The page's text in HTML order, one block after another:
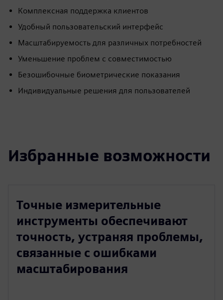
Комплексная поддержка клиентов
Удобный пользовательский интерфейс
Масштабируемость для различных потребностей
Уменьшение проблем с совместимостью
Безошибочные биометрические показания
Индивидуальные решения для пользователей
Избранные возможности
Точные измерительные
инструменты обеспечивают
точность, устраняя проблемы,
связанные с ошибками
масштабирования